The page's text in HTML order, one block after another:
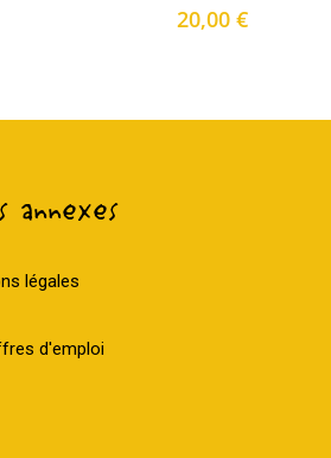
20,00 €
annexes
légales
d'emploi